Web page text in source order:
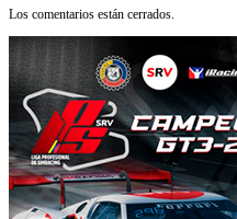
Los comentarios están cerrados.